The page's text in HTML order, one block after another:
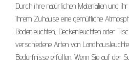
Durch ihre natürlichen Materialien und
Ihrem Zuhause eine gemütliche
Bodenleuchten, Deckenleuchten oder
verschiedene Arten von
Bedürfnisse erfüllen. Wenn Sie auf der